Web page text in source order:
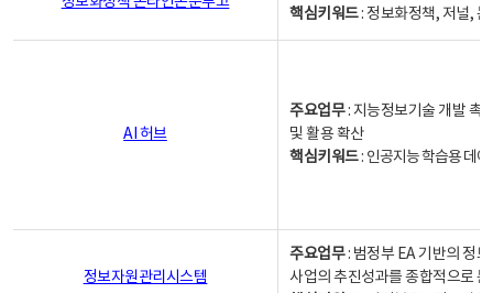
핵심키워드: 정보화정책, 저널,
AI 허브
주요업무: 지능정보기술 개발 촉
및 활용 확산
핵심키워드: 인공지능 학습용 데
정보자원관리시스템
주요업무: 범정부 EA 기반의 정
사업의 추진성과를 종합적으로